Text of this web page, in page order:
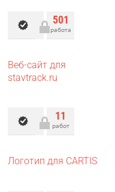
501
работа
Веб-сайт для
stavtrack.ru
11
работ
Логотип для CARTIS